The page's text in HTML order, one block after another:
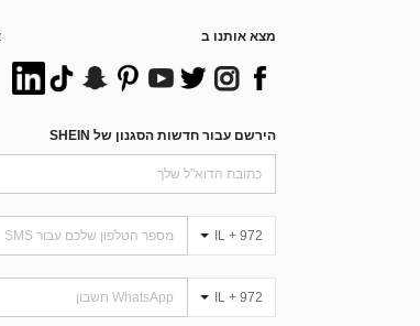
מצא אותנו ב
הירשם עבור חדשות הסגנון של SHEIN
IL + 972
IL + 972